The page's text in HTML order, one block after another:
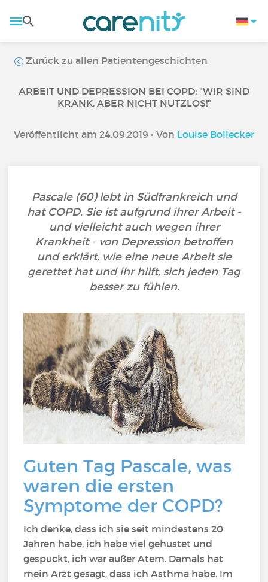
Zurück zu allen Patientengeschichten
ARBEIT UND DEPRESSION BEI COPD: "WIR SIND
KRANK, ABER NICHT NUTZLOS!"
Veröffentlicht am 24.09.2019 • Von Louise Bollecker
Pascale (60) lebt in Südfrankreich und
hat COPD. Sie ist aufgrund ihrer Arbeit -
und vielleicht auch wegen ihrer
Krankheit - von Depression betroffen
und erklärt, wie eine neue Arbeit sie
gerettet hat und ihr hilft, sich jeden Tag
besser zu fühlen.
Guten Tag Pascale, was
waren die ersten
Symptome der COPD?
Ich denke, dass ich sie seit mindestens 20
Jahren habe, ich habe viel gehustet und
gespuckt, ich war außer Atem. Damals hat
mein Arzt gesagt, dass ich Asthma habe. Im